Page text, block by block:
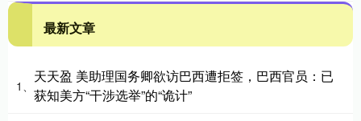
最新文章
1、
天天盈 美助理国务卿欲访巴西遭拒签，巴西官员：已
获知美方“干涉选举”的“诡计”